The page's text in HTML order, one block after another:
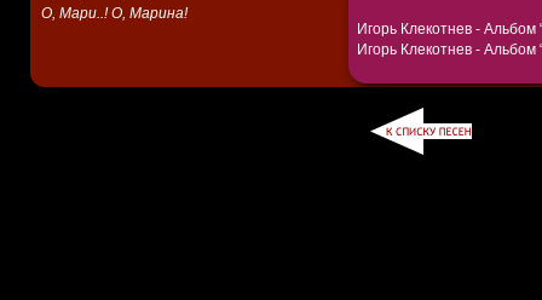
О, Мари..! О, Марина!
Игорь Клекотнев - Альбом
Игорь Клекотнев - Альбом